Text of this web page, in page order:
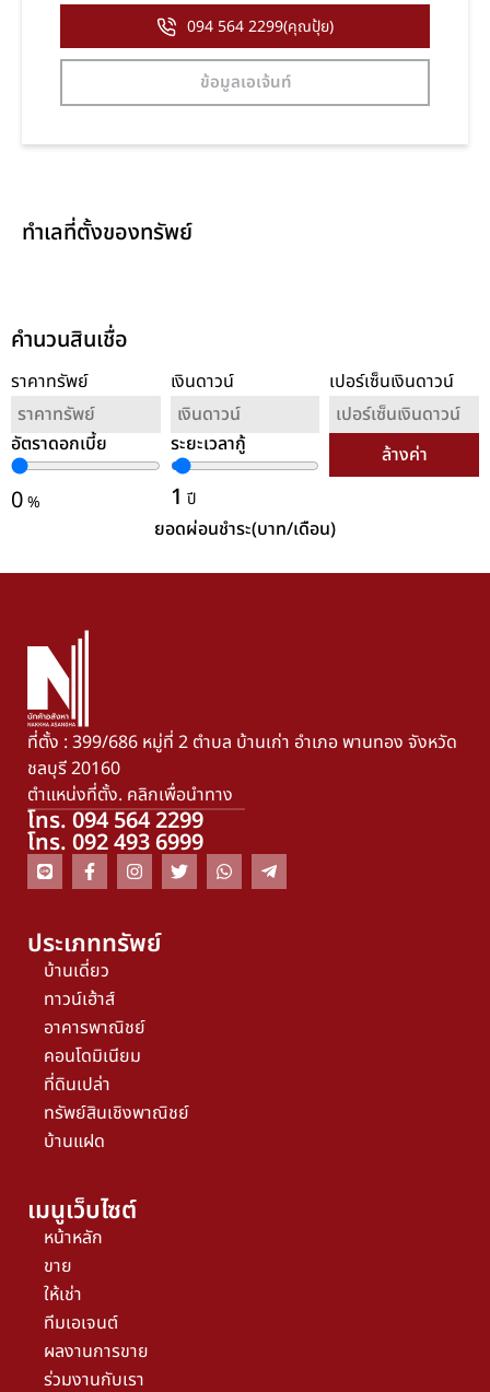
094 564 2299(คุณปุ้ย)
ข้อมูลเอเจ้นท์
ทำเลที่ตั้งของทรัพย์
คำนวนสินเชื่อ
ราคาทรัพย์ เงินดาวน์ เปอร์เซ็นเงินดาวน์
อัตราดอกเบี้ย
0%
ระยะเวลากู้
1 ปี
ล้างค่า
ยอดผ่อนชำระ(บาท/เดือน)
ที่ตั้ง : 399/686 หมู่ที่ 2 ตำบล บ้านเก่า อำเภอ พานทอง จังหวัด
ชลบุรี 20160
ตำแหน่งที่ตั้ง. คลิกเพื่อนำทาง
โทร. 094 564 2299
โทร. 092 493 6999
ประเภททรัพย์
บ้านเดี่ยว
ทาวน์เฮ้าส์
อาคารพาณิชย์
คอนโดมิเนียม
ที่ดินเปล่า
ทรัพย์สินเชิงพาณิชย์
บ้านแฝด
เมนูเว็บไซต์
หน้าหลัก
ขาย
ให้เช่า
ทีมเอเจนต์
ผลงานการขาย
ร่วมงานกับเรา